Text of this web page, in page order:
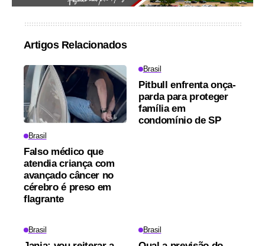
Artigos Relacionados
Brasil
Falso médico que
atendia criança com
avançado câncer no
cérebro é preso em
flagrante
Brasil
Pitbull enfrenta onça-
parda para proteger
família em
condomínio de SP
Brasil Brasil